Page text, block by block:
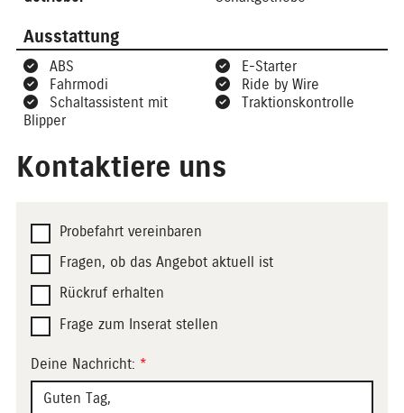
Ausstattung
ABS
E-Starter
Fahrmodi
Ride by Wire
Schaltassistent mit
Blipper
Traktionskontrolle
Kontaktiere uns
Probefahrt vereinbaren
Fragen, ob das Angebot aktuell ist
Rückruf erhalten
Frage zum Inserat stellen
Deine Nachricht: *